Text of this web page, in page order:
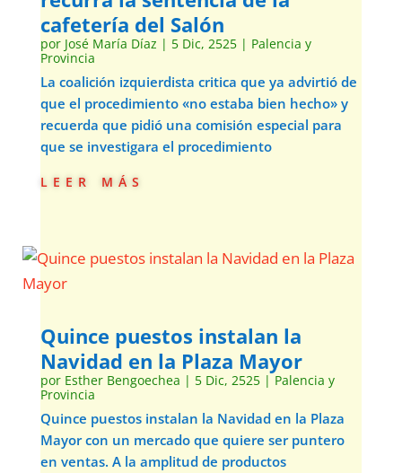
cafetería del Salón
por José María Díaz | 5 Dic, 2525| Palencia y
Provincia
La coalición izquierdista critica que ya advirtió de
que el procedimiento «no estaba bien hecho» y
recuerda que pidió una comisión especial para
que se investigara el procedimiento
leer más
Quince puestos instalan la
Navidad en la Plaza Mayor
por Esther Bengoechea | 5 Dic, 2525| Palencia y
Provincia
Quince puestos instalan la Navidad en la Plaza
Mayor con un mercado que quiere ser puntero
en ventas. A la amplitud de productos